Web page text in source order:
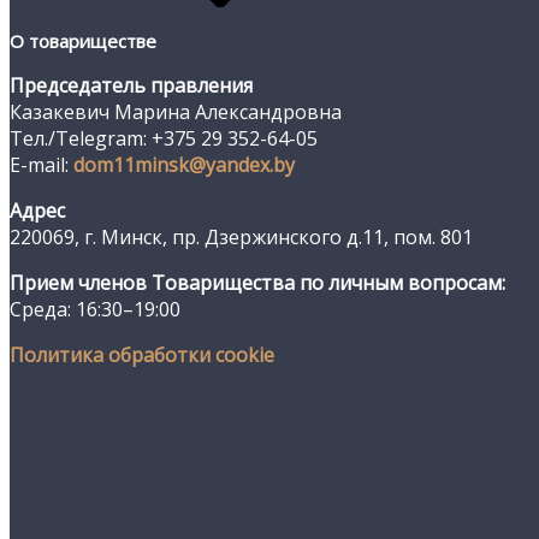
О товариществе
Председатель правления
Казакевич Марина Александровна
Тел./Telegram: +375 29 352-64-05
E-mail: dom11minsk@yandex.by
Адрес
220069, г. Минск, пр. Дзержинского д.11, пом. 801
Прием членов Товарищества по личным вопросам:
Среда: 16:30–19:00
Политика обработки cookie